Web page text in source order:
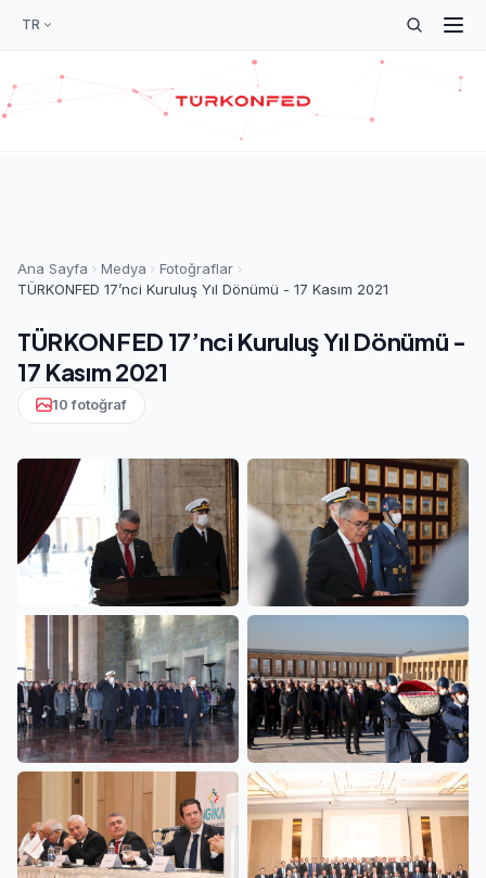
TR
Ana Sayfa Medya
Fotoğraflar
TÜRKONFED 17’nci Kuruluş Yıl Dönümü - 17 Kasım 2021
TÜRKONFED 17’nci Kuruluş Yıl Dönümü -
17 Kasım 2021
10 fotoğraf